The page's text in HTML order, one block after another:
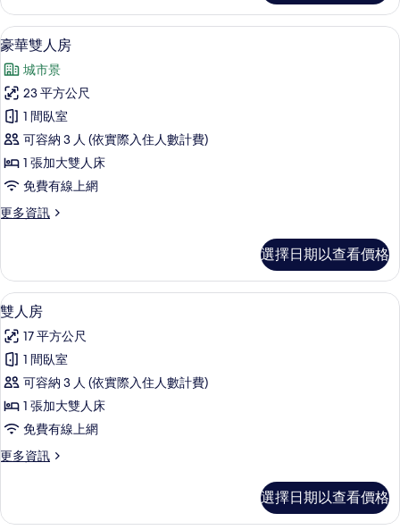
片
雙
人
房
詳
情
顯
示
豪
華
雙
人
房
所
相
片
豪華雙人房 | 高級寢具、羽絨被、書桌
8
豪華雙人房
城市景
23 平方公尺
1 間臥室
可容納 3 人 (依實際入住人數計費)
1 張加大雙人床
免費有線上網
更多資訊
更
雙
人
房
詳
情
選擇日期以查看價格
顯
示
雙
人
房
的
有
片
雙人房 | 高級寢具、羽絨被、書桌、隔
1
雙人房
17 平方公尺
1 間臥室
可容納 3 人 (依實際入住人數計費)
1 張加大雙人床
免費有線上網
更多資訊
更
房
選擇日期以查看價格